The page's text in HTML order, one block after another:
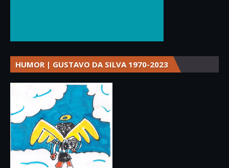
HUMOR | GUSTAVO DA SILVA 1970-2023